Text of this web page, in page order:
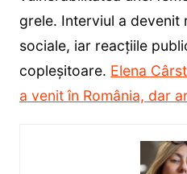
grele. Interviul a devenit
sociale, iar reacțiile
copleșitoare. Elena
a venit în România, dar